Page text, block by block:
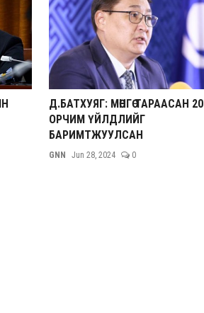
Д.БАТХУЯГ: МӨНГӨ ТАРААСАН 20
ОРЧИМ ҮЙЛДЛИЙГ
БАРИМТЖУУЛСАН
GNN Jun 28, 2024 0